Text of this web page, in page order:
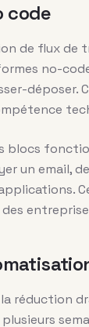
code
de flux de
no-
blocs
un
réduction